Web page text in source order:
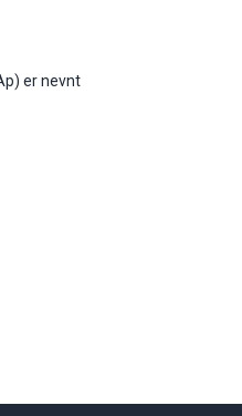
er nevnt